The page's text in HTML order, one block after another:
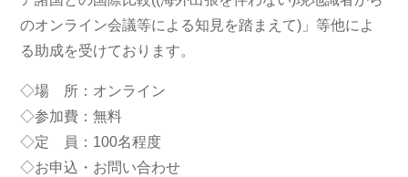
のオンライン会議等による知見を踏まえて)」等他によ
る助成を受けております。
◇場 所：オンライン
◇参加費：無料
◇定 員：100名程度
◇お申込・お問い合わせ